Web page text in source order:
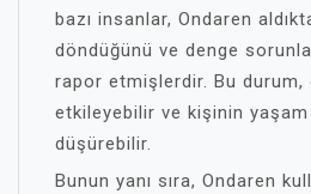
bazı insanlar, Ondaren
döndüğünü ve denge
rapor etmişlerdir. Bu durum,
etkileyebilir ve kişinin
düşürebilir.
Bunun yanı sıra, Ondaren